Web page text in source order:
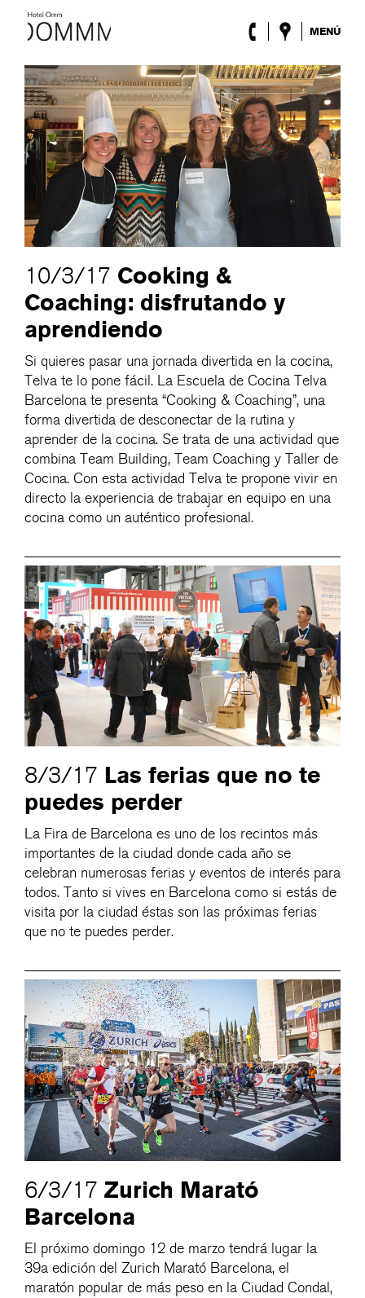
MENÚ
El Hotel
Habitaciones
Roca Barcelona
Spa
Terraza
Lobby & Club
Eventos
Promociones
Blog
10/3/17 Cooking &
Coaching: disfrutando y
aprendiendo
Si quieres pasar una jornada divertida en la cocina,
Telva te lo pone fácil. La Escuela de Cocina Telva
Barcelona te presenta “Cooking & Coaching”, una
forma divertida de desconectar de la rutina y
aprender de la cocina. Se trata de una actividad que
combina Team Building, Team Coaching y Taller de
Cocina. Con esta actividad Telva te propone vivir en
directo la experiencia de trabajar en equipo en una
cocina como un auténtico profesional.
8/3/17 Las ferias que no te
puedes perder
La Fira de Barcelona es uno de los recintos más
importantes de la ciudad donde cada año se
celebran numerosas ferias y eventos de interés para
todos. Tanto si vives en Barcelona como si estás de
visita por la ciudad éstas son las próximas ferias
que no te puedes perder.
6/3/17 Zurich Marató
Barcelona
El próximo domingo 12 de marzo tendrá lugar la
39a edición del Zurich Marató Barcelona, el
maratón popular de más peso en la Ciudad Condal,